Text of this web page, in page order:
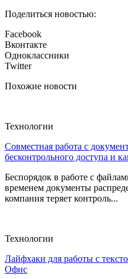
Поделиться новостью:
Facebook
Вконтакте
Одноклассники
Twitter
Похожие новости
Технологии
Совместная работа с
бесконтрольного доступа и
Беспорядок в работе с
временем документы
компания теряет контроль...
Технологии
Лайфхаки для работы с
Офис